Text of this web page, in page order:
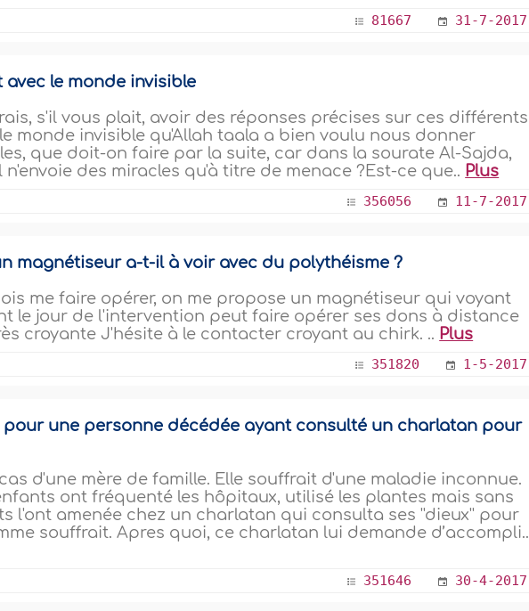
81667 31-7-2017
le monde invisible
s'il vous plait, avoir des réponses précises sur ces différents
monde invisible qu'Allah taala a bien voulu nous donner
que doit-on faire par la suite, car dans la sourate Al-Sajda,
des miracles qu'à titre de menace ?Est-ce que.. Plus
356056 11-7-2017
magnétiseur a-t-il à voir avec du polythéisme ?
me faire opérer, on me propose un magnétiseur qui voyant
le jour de l'intervention peut faire opérer ses dons à distance
croyante J'hésite à le contacter croyant au chirk. .. Plus
351820 1-5-2017
pour une personne décédée ayant consulté un charlatan pour
d'une mère de famille. Elle souffrait d'une maladie inconnue.
ont fréquenté les hôpitaux, utilisé les plantes mais sans
l'ont amenée chez un charlatan qui consulta ses ''dieux'' pour
souffrait. Apres quoi, ce charlatan lui demande d’accompli..
351646 30-4-2017